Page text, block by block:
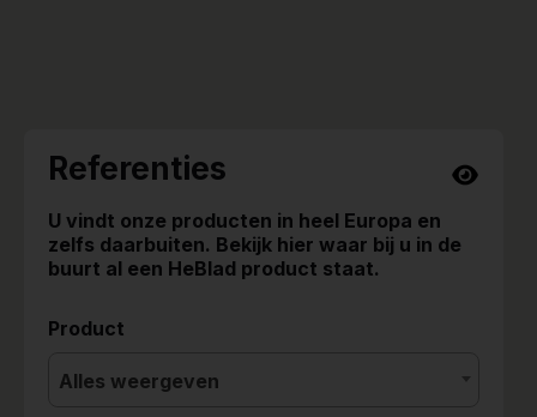
Referenties
U vindt onze producten in heel Europa en
zelfs daarbuiten. Bekijk hier waar bij u in de
buurt al een HeBlad product staat.
Product
Alles weergeven